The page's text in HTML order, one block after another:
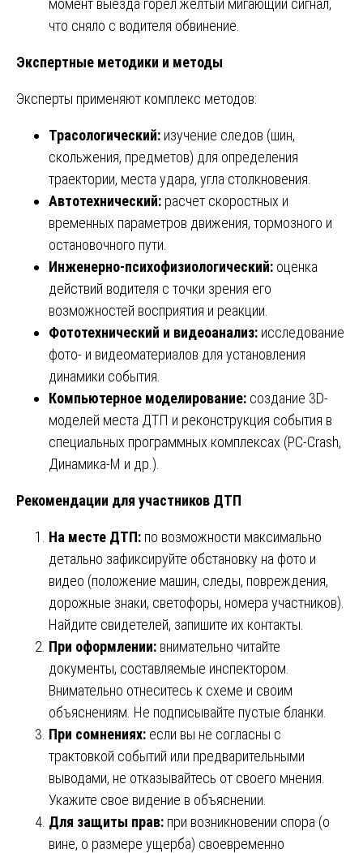
момент выезда горел желтый мигающий сигнал,
что сняло с водителя обвинение.
Экспертные методики и методы
Эксперты применяют комплекс методов:
Трасологический: изучение следов (шин,
скольжения, предметов) для определения
траектории, места удара, угла столкновения.
Автотехнический: расчет скоростных и
временных параметров движения, тормозного и
остановочного пути.
Инженерно-психофизиологический: оценка
действий водителя с точки зрения его
возможностей восприятия и реакции.
Фототехнический и видеоанализ: исследование
фото- и видеоматериалов для установления
динамики события.
Компьютерное моделирование: создание 3D-
моделей места ДТП и реконструкция события в
специальных программных комплексах (PC-Crash,
Динамика-М и др.).
Рекомендации для участников ДТП
На месте ДТП: по возможности максимально
детально зафиксируйте обстановку на фото и
видео (положение машин, следы, повреждения,
дорожные знаки, светофоры, номера участников).
Найдите свидетелей, запишите их контакты.
При оформлении: внимательно читайте
документы, составляемые инспектором.
Внимательно отнеситесь к схеме и своим
объяснениям. Не подписывайте пустые бланки.
При сомнениях: если вы не согласны с
трактовкой событий или предварительными
выводами, не отказывайтесь от своего мнения.
Укажите свое видение в объяснении.
Для защиты прав: при возникновении спора (о
вине, о размере ущерба) своевременно